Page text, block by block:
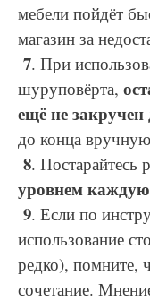
мебели пойдёт
магазин за
7. При
шуруповёрта,
ещё не
до конца
8. Постарайтесь
уровнем
9. Если по
использование
редко), помните,
сочетание.